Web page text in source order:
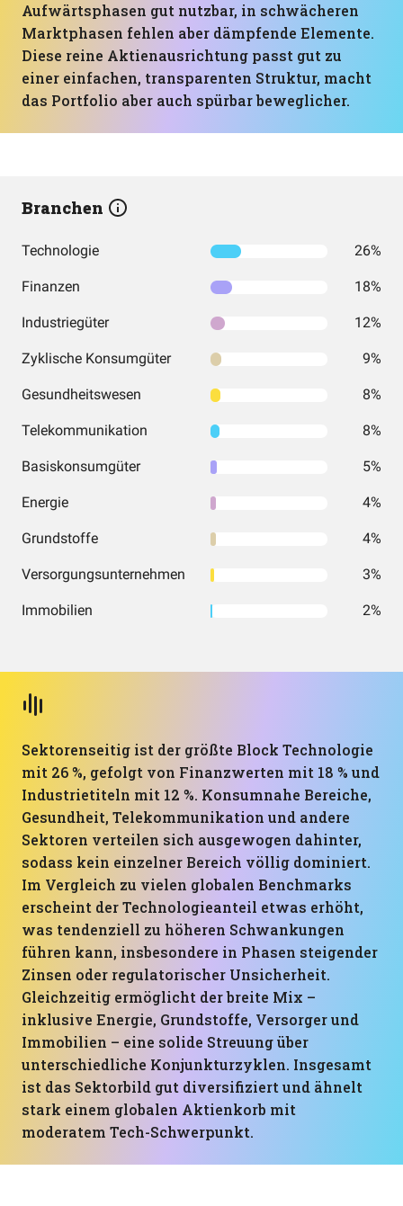
Aufwärtsphasen gut nutzbar, in schwächeren
Marktphasen fehlen aber dämpfende Elemente.
Diese reine Aktienausrichtung passt gut zu
einer einfachen, transparenten Struktur, macht
das Portfolio aber auch spürbar beweglicher.
Branchen
Technologie 26%
Finanzen 18%
Industriegüter 12%
Zyklische Konsumgüter 9%
Gesundheitswesen 8%
Telekommunikation 8%
Basiskonsumgüter 5%
Energie 4%
Grundstoffe 4%
Versorgungsunternehmen 3%
Immobilien 2%
Sektorenseitig ist der größte Block Technologie
mit 26 %, gefolgt von Finanzwerten mit 18 % und
Industrietiteln mit 12 %. Konsumnahe Bereiche,
Gesundheit, Telekommunikation und andere
Sektoren verteilen sich ausgewogen dahinter,
sodass kein einzelner Bereich völlig dominiert.
Im Vergleich zu vielen globalen Benchmarks
erscheint der Technologieanteil etwas erhöht,
was tendenziell zu höheren Schwankungen
führen kann, insbesondere in Phasen steigender
Zinsen oder regulatorischer Unsicherheit.
Gleichzeitig ermöglicht der breite Mix –
inklusive Energie, Grundstoffe, Versorger und
Immobilien – eine solide Streuung über
unterschiedliche Konjunkturzyklen. Insgesamt
ist das Sektorbild gut diversifiziert und ähnelt
stark einem globalen Aktienkorb mit
moderatem Tech-Schwerpunkt.